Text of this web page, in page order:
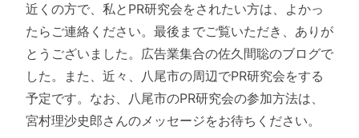
近くの方で、私とPR研究会をされたい方は、よかっ
たらご連絡ください。最後までご覧いただき、ありが
とうございました。広告業集合の佐久間聡のブログで
した。また、近々、八尾市の周辺でPR研究会をする
予定です。なお、八尾市のPR研究会の参加方法は、
宮村理沙史郎さんのメッセージをお待ちください。